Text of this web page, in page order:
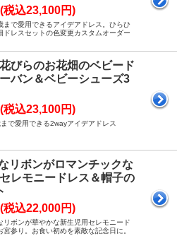
税込23,100円)
まで愛用できるアイデアドレス。ひらひ
ドレスセットの色変更カスタムオーダー
びらのお花畑のベビード
バン＆ベビーシューズ3
税込23,100円)
で愛用できる2wayアイデアドレス
リボンがロマンチックな
レモニードレス＆帽子の
税込22,000円)
リボンが華やかな新生児用セレモニード
宮参り。お食い初めを素敵な記念日に。